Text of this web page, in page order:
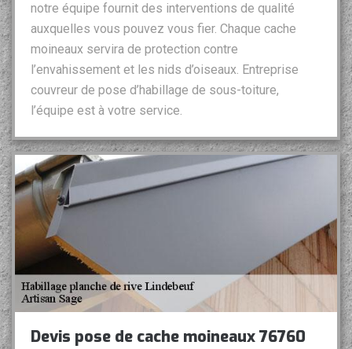
notre équipe fournit des interventions de qualité
auxquelles vous pouvez vous fier. Chaque cache
moineaux servira de protection contre
l’envahissement et les nids d’oiseaux. Entreprise
couvreur de pose d’habillage de sous-toiture,
l’équipe est à votre service.
Devis pose de cache moineaux 76760